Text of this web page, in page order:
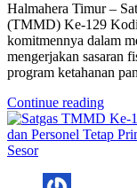
Halmahera Timur –
(TMMD) Ke-129
komitmennya dalam
mengerjakan sasaran
program ketahanan
Continue reading